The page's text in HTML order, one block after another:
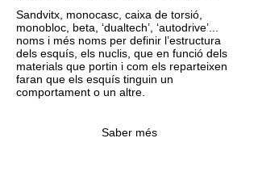
Sandvitx, monocasc, caixa de torsió,
monobloc, beta, ‘dualtech’, ‘autodrive’...
noms i més noms per definir l’estructura
dels esquís, els nuclis, que en funció dels
materials que portin i com els reparteixen
faran que els esquís tinguin un
comportament o un altre.
Saber més